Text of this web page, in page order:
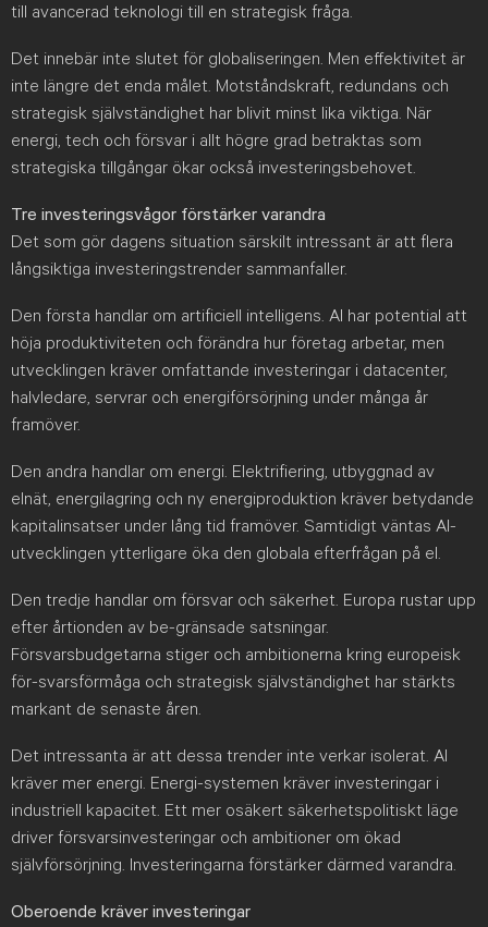
till avancerad teknologi till en strategisk fråga.
Det innebär inte slutet för globaliseringen. Men effektivitet är
inte längre det enda målet. Motståndskraft, redundans och
strategisk självständighet har blivit minst lika viktiga. När
energi, tech och försvar i allt högre grad betraktas som
strategiska tillgångar ökar också investeringsbehovet.
Tre investeringsvågor förstärker varandra
Det som gör dagens situation särskilt intressant är att flera
långsiktiga investeringstrender sammanfaller.
Den första handlar om artificiell intelligens. AI har potential att
höja produktiviteten och förändra hur företag arbetar, men
utvecklingen kräver omfattande investeringar i datacenter,
halvledare, servrar och energiförsörjning under många år
framöver.
Den andra handlar om energi. Elektrifiering, utbyggnad av
elnät, energilagring och ny energiproduktion kräver betydande
kapitalinsatser under lång tid framöver. Samtidigt väntas AI-
utvecklingen ytterligare öka den globala efterfrågan på el.
Den tredje handlar om försvar och säkerhet. Europa rustar upp
efter årtionden av be-gränsade satsningar.
Försvarsbudgetarna stiger och ambitionerna kring europeisk
för-svarsförmåga och strategisk självständighet har stärkts
markant de senaste åren.
Det intressanta är att dessa trender inte verkar isolerat. AI
kräver mer energi. Energi-systemen kräver investeringar i
industriell kapacitet. Ett mer osäkert säkerhetspolitiskt läge
driver försvarsinvesteringar och ambitioner om ökad
självförsörjning. Investeringarna förstärker därmed varandra.
Oberoende kräver investeringar